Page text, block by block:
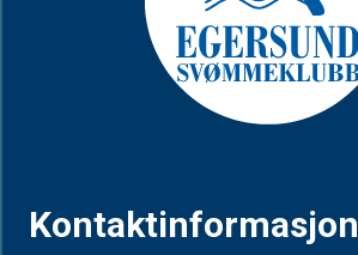
Kontaktinformasjon